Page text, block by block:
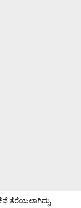
ತೆರೆಯಲಾಗಿದ್ದು,